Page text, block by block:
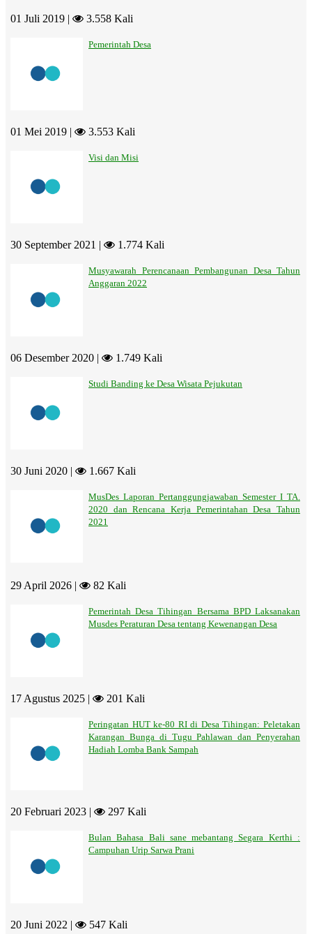
01 Juli 2019 | 3.558 Kali
Pemerintah Desa
01 Mei 2019 | 3.553 Kali
Visi dan Misi
30 September 2021 | 1.774 Kali
Musyawarah Perencanaan Pembangunan Desa Tahun
Anggaran 2022
06 Desember 2020 | 1.749 Kali
Studi Banding ke Desa Wisata Pejukutan
30 Juni 2020 | 1.667 Kali
MusDes Laporan Pertanggungjawaban Semester I TA.
2020 dan Rencana Kerja Pemerintahan Desa Tahun
2021
29 April 2026 | 82 Kali
Pemerintah Desa Tihingan Bersama BPD Laksanakan
Musdes Peraturan Desa tentang Kewenangan Desa
17 Agustus 2025 | 201 Kali
Peringatan HUT ke-80 RI di Desa Tihingan: Peletakan
Karangan Bunga di Tugu Pahlawan dan Penyerahan
Hadiah Lomba Bank Sampah
20 Februari 2023 | 297 Kali
Bulan Bahasa Bali sane mebantang Segara Kerthi :
Campuhan Urip Sarwa Prani
20 Juni 2022 | 547 Kali